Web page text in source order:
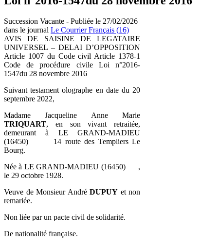
Succession Vacante - Publiée le 27/02/2026
dans le journal Le Courrier Français (16)
AVIS DE SAISINE DE LEGATAIRE
UNIVERSEL – DELAI D’OPPOSITION
Article 1007 du Code civil Article 1378-1
Code de procédure civile Loi n°2016-
1547du 28 novembre 2016
Suivant testament olographe en date du 20
septembre 2022,
Madame Jacqueline Anne Marie
TRIQUART, en son vivant retraitée,
demeurant à LE GRAND-MADIEU
(16450) 14 route des Templiers Le
Bourg.
Née à LE GRAND-MADIEU (16450) ,
le 29 octobre 1928.
Veuve de Monsieur André DUPUY et non
remariée.
Non liée par un pacte civil de solidarité.
De nationalité française.